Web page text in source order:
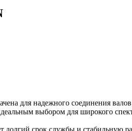
для надежного соединения
выбором для широкого
долгий срок службы и